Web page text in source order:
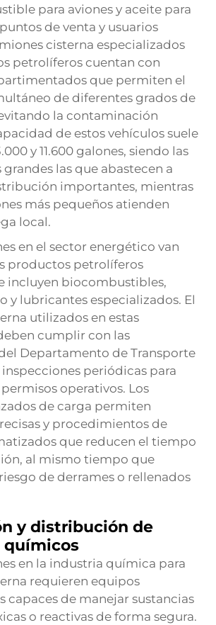
para aviones y aceite para
de venta y usuarios
cisterna especializados
petrolíferos cuentan con
que permiten el
de diferentes grados de
la contaminación
de estos vehículos suele
y 11.600 galones, siendo las
las que abastecen a
importantes, mientras
más pequeños atienden
local.
en el sector energético van
productos petrolíferos
incluyen biocombustibles,
y lubricantes especializados. El
utilizados en estas
cumplir con las
Departamento de Transporte
inspecciones periódicas para
operativos. Los
de carga permiten
y procedimientos de
que reducen el tiempo
al mismo tiempo que
de derrames o rellenados
y distribución de
químicos
en la industria química para
requieren equipos
capaces de manejar sustancias
o reactivas de forma segura.